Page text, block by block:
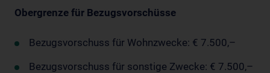
Obergrenze für Bezugsvorschüsse
Bezugsvorschuss für Wohnzwecke: € 7.500,–
Bezugsvorschuss für sonstige Zwecke: € 7.500,–